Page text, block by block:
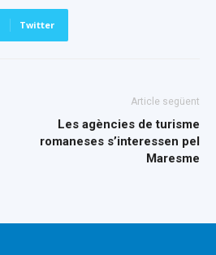
Twitter
Article següent
Les agències de turisme
romaneses s’interessen pel
Maresme